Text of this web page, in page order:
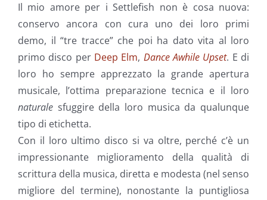
Il mio amore per i Settlefish non è cosa nuova:
conservo ancora con cura uno dei loro primi
demo, il “tre tracce” che poi ha dato vita al loro
primo disco per Deep Elm, Dance Awhile Upset. E di
loro ho sempre apprezzato la grande apertura
musicale, l’ottima preparazione tecnica e il loro
naturale sfuggire della loro musica da qualunque
tipo di etichetta.
Con il loro ultimo disco si va oltre, perché c’è un
impressionante miglioramento della qualità di
scrittura della musica, diretta e modesta (nel senso
migliore del termine), nonostante la puntigliosa